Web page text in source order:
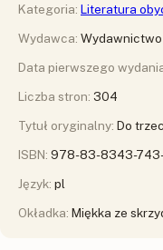
Kategoria: Literatura
Wydawca:
Data pierwszego
Liczba stron: 304
Tytuł oryginalny: Do
ISBN: 978-83-8343-
Język: pl
Okładka: Miękka ze